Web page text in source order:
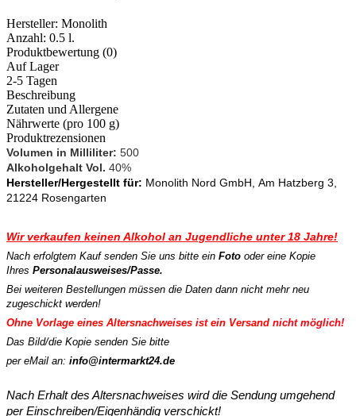
Hersteller: Monolith
Anzahl: 0.5 l.
Produktbewertung (0)
Auf Lager
2-5 Tagen
Beschreibung
Zutaten und Allergene
Nährwerte (pro 100 g)
Produktrezensionen
Volumen in Milliliter: 500
Alkoholgehalt Vol. 40%
Hersteller/Hergestellt für: Monolith Nord GmbH, Am Hatzberg 3,
21224 Rosengarten
Wir verkaufen keinen Alkohol an Jugendliche unter 18 Jahre!
Nach erfolgtem Kauf senden Sie uns bitte ein Foto oder eine Kopie
Ihres Personalausweises/Passe.
Bei weiteren Bestellungen müssen die Daten dann nicht mehr neu
zugeschickt werden!
Ohne Vorlage eines Altersnachweises ist ein Versand nicht möglich!
Das Bild/die Kopie senden Sie bitte
per eMail an: info@intermarkt24.de
Nach Erhalt des Altersnachweises wird die Sendung umgehend
per Einschreiben/Eigenhändig verschickt!